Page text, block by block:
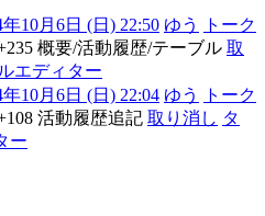
年10月6日 (日) 22:50 ゆう
トーク
概要/活動履歴/テーブル 取
エディター
年10月6日 (日) 22:04 ゆう
トーク
活動履歴追記 取り消し タ
ー